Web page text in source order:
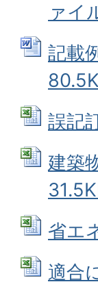
ァイ
記載
誤記
建築
省エ
適合